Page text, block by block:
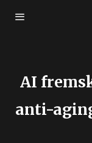
AI
anti-